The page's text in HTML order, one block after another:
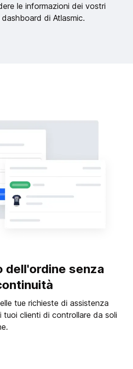
le informazioni dei vostri
di Atlasmic.
dell'ordine senza
tue richieste di assistenza
tuoi clienti di controllare da soli